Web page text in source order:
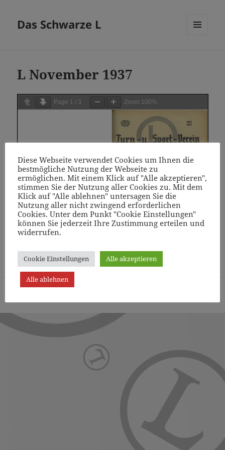
Das Schwarze L
L November 1937
Page 1 / 3 Zoom 100%
Page1/3 Zoom100%
Diese Webseite verwendet Cookies um Ihnen die
bestmögliche Nutzung der Webseite zu
ermöglichen. Mit einem Klick auf "Alle akzeptieren",
stimmen Sie der Nutzung aller Cookies zu. Mit dem
Klick auf "Alle ablehnen" untersagen Sie die
Nutzung aller nicht zwingend erforderlichen
Cookies. Unter dem Punkt "Cookie Einstellungen"
können Sie jederzeit Ihre Zustimmung erteilen und
widerrufen.
Cookie Einstellungen Alle akzeptieren
Alle ablehnen